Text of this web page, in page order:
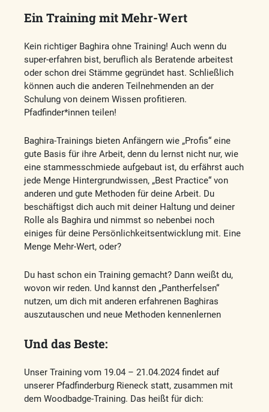
Ein Training mit Mehr-Wert
Kein richtiger Baghira ohne Training! Auch wenn du
super-erfahren bist, beruflich als Beratende arbeitest
oder schon drei Stämme gegründet hast. Schließlich
können auch die anderen Teilnehmenden an der
Schulung von deinem Wissen profitieren.
Pfadfinder*innen teilen!
Baghira-Trainings bieten Anfängern wie „Profis“ eine
gute Basis für ihre Arbeit, denn du lernst nicht nur, wie
eine stammesschmiede aufgebaut ist, du erfährst auch
jede Menge Hintergrundwissen, „Best Practice“ von
anderen und gute Methoden für deine Arbeit. Du
beschäftigst dich auch mit deiner Haltung und deiner
Rolle als Baghira und nimmst so nebenbei noch
einiges für deine Persönlichkeitsentwicklung mit. Eine
Menge Mehr-Wert, oder?
Du hast schon ein Training gemacht? Dann weißt du,
wovon wir reden. Und kannst den „Pantherfelsen“
nutzen, um dich mit anderen erfahrenen Baghiras
auszutauschen und neue Methoden kennenlernen
Und das Beste:
Unser Training vom 19.04 – 21.04.2024 findet auf
unserer Pfadfinderburg Rieneck statt, zusammen mit
dem Woodbadge-Training. Das heißt für dich: